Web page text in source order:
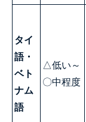
タイ
語・
ベト
ナム
語
△低い～
〇中程度